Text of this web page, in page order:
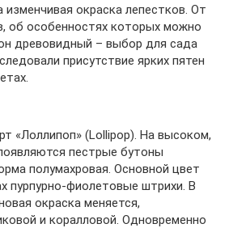
изменчивая окраска лепестков. От
об особенностях которых можно
древовидный – выбор для сада
присутствие ярких пятен
«Лоллипоп» (Lollipop). На высоком,
пестрые бутоны
полумахровая. Основной цвет
пурпурно-фиолетовые штрихи. В
окраска меняется,
и коралловой. Одновременно